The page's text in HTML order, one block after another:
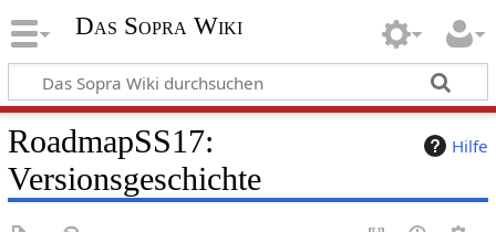
Das Sopra Wiki
Hilfe
RoadmapSS17:
Versionsgeschichte